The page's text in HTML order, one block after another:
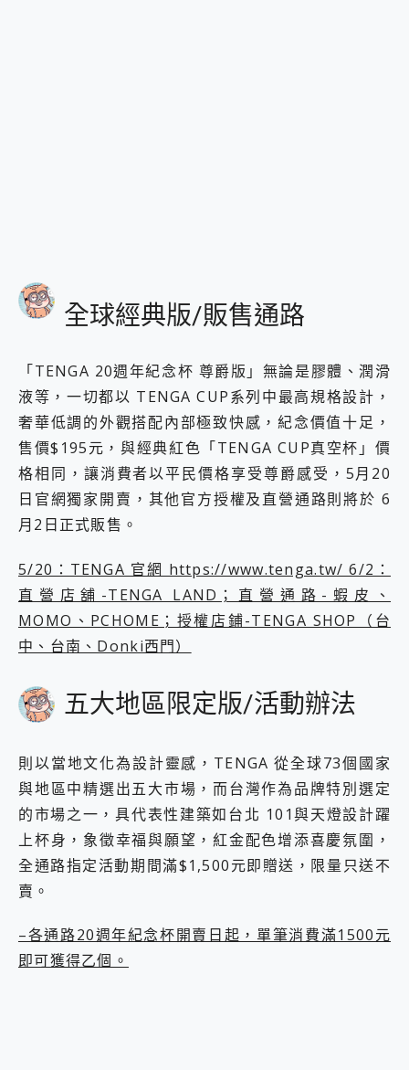
全球經典版/販售通路
「TENGA 20週年紀念杯 尊爵版」無論是膠體、潤滑
液等，一切都以 TENGA CUP系列中最高規格設計，
奢華低調的外觀搭配內部極致快感，紀念價值十足，
售價$195元，與經典紅色「TENGA CUP真空杯」價
格相同，讓消費者以平民價格享受尊爵感受，5月20
日官網獨家開賣，其他官方授權及直營通路則將於 6
月2日正式販售。
5/20：TENGA 官網 https://www.tenga.tw/ 6/2：
直營店舖-TENGA LAND；直營通路-蝦皮、
MOMO、PCHOME；授權店鋪-TENGA SHOP（台
中、台南、Donki西門）
五大地區限定版/活動辦法
則以當地文化為設計靈感，TENGA 從全球73個國家
與地區中精選出五大市場，而台灣作為品牌特別選定
的市場之一，具代表性建築如台北 101與天燈設計躍
上杯身，象徵幸福與願望，紅金配色增添喜慶氛圍，
全通路指定活動期間滿$1,500元即贈送，限量只送不
賣。
–各通路20週年紀念杯開賣日起，單筆消費滿1500元
即可獲得乙個。